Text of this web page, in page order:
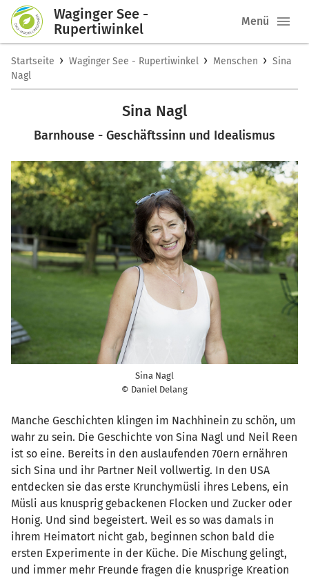
Waginger See -
Rupertiwinkel
Menü
Startseite › Waginger See - Rupertiwinkel › Menschen › Sina
Nagl
Sina Nagl
Barnhouse - Geschäftssinn und Idealismus
Sina Nagl
© Daniel Delang
Manche Geschichten klingen im Nachhinein zu schön, um
wahr zu sein. Die Geschichte von Sina Nagl und Neil Reen
ist so eine. Bereits in den auslaufenden 70ern ernähren
sich Sina und ihr Partner Neil vollwertig. In den USA
entdecken sie das erste Krunchymüsli ihres Lebens, ein
Müsli aus knusprig gebackenen Flocken und Zucker oder
Honig. Und sind begeistert. Weil es so was damals in
ihrem Heimatort nicht gab, beginnen schon bald die
ersten Experimente in der Küche. Die Mischung gelingt,
und immer mehr Freunde fragen die knusprige Kreation